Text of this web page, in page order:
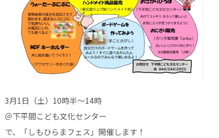
3月1日（土）10時半〜14時
＠下平間こども文化センター
で、「しもひらまフェス」開催します！